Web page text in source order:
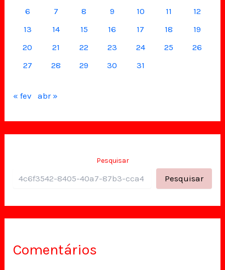
6
7 8 9 10 11
12
13
14 15 16 17 18
19
20
21 22 23 24 25
26
27
28 29 30 31
« fev abr »
Pesquisar
Pesquisar
Comentários